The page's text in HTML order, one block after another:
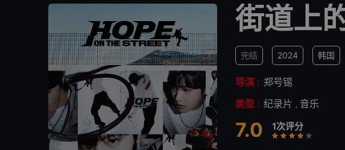
街道上
完结 2024 韩国
导演 : 郑号锡
类型 : 纪录片 , 音乐
7.0 1次评分
很差
较差还行推荐
力荐